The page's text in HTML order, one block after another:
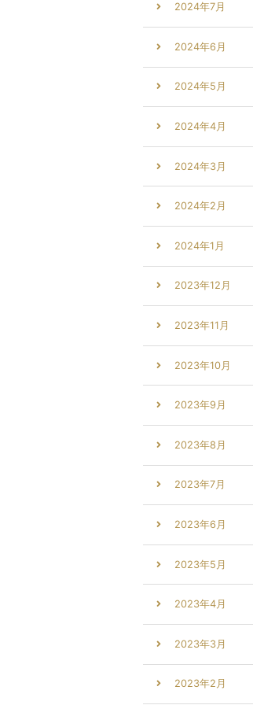
2024年7月
2024年6月
2024年5月
2024年4月
2024年3月
2024年2月
2024年1月
2023年12月
2023年11月
2023年10月
2023年9月
2023年8月
2023年7月
2023年6月
2023年5月
2023年4月
2023年3月
2023年2月